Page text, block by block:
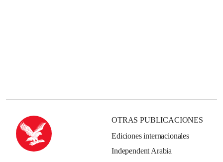
OTRAS PUBLICACIONES
Ediciones internacionales
Independent Arabia